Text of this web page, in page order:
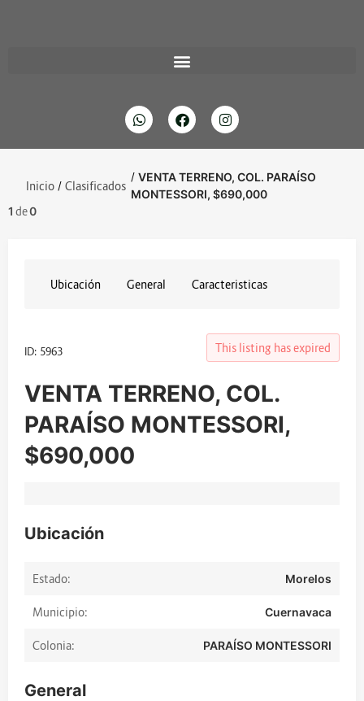
Inicio / Clasificados
/ VENTA TERRENO, COL. PARAÍSO
MONTESSORI, $690,000
1 de0
Ubicación General Caracteristicas
ID: 5963 This listing has expired
VENTA TERRENO, COL.
PARAÍSO MONTESSORI,
$690,000
Ubicación
Estado: Morelos
Municipio: Cuernavaca
Colonia: PARAÍSO MONTESSORI
General